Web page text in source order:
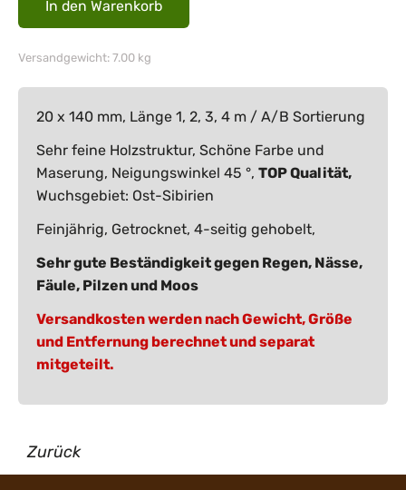
Versandgewicht: 7.00 kg
20 x 140 mm, Länge 1, 2, 3, 4 m / A/B Sortierung
Sehr feine Holzstruktur, Schöne Farbe und
Maserung, Neigungswinkel 45 °, TOP Qualität,
Wuchsgebiet: Ost-Sibirien
Feinjährig, Getrocknet, 4-seitig gehobelt,
Sehr gute Beständigkeit gegen Regen, Nässe,
Fäule, Pilzen und Moos
Versandkosten werden nach Gewicht, Größe
und Entfernung berechnet und separat
mitgeteilt.
Zurück